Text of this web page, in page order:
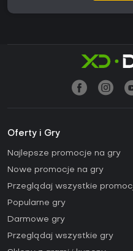
Oferty i Gry
Najlepsze promocje na gry
Nowe promocje na gry
Przeglądaj wszystkie
Popularne gry
Darmowe gry
Przeglądaj wszystkie gry